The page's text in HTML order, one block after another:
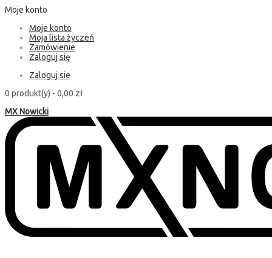
Moje konto
Moje konto
Moja lista życzeń
Zamówienie
Zaloguj się
Zaloguj sie
0 produkt(y) - 0,00 zł
MX Nowicki